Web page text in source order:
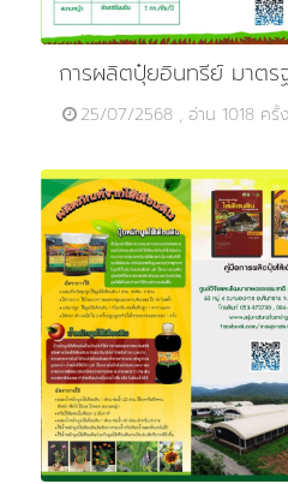
การผลิตปุ๋ยอินทรีย์ มาตร
25/07/2568 , อ่าน 1018 ครั้ง